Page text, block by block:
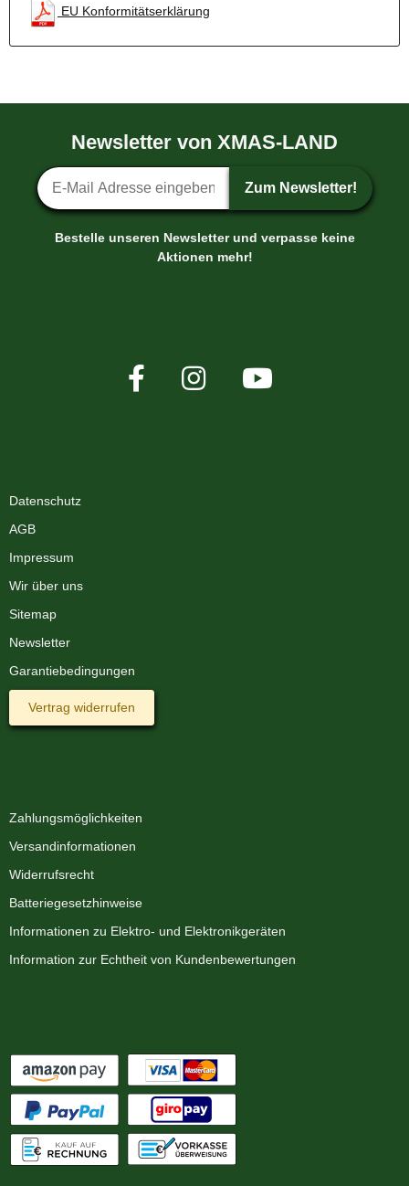
EU Konformitätserklärung
Newsletter von XMAS-LAND
Newsletter-Anmeldung
Zum Newsletter!
Bestelle unseren Newsletter und verpasse keine
Aktionen mehr!
Datenschutz
AGB
Impressum
Wir über uns
Sitemap
Newsletter
Garantiebedingungen
Vertrag widerrufen
Zahlungsmöglichkeiten
Versandinformationen
Widerrufsrecht
Batteriegesetzhinweise
Informationen zu Elektro- und Elektronikgeräten
Information zur Echtheit von Kundenbewertungen